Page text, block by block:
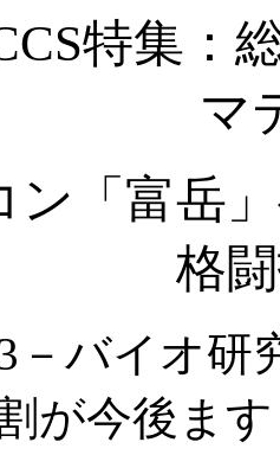
特集
マ
ン「富岳
格
－バイオ研
が今後ま